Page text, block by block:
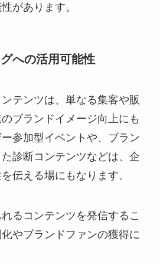
があります。
への活用可能性
テンツは、単なる集客や販
ブランドイメージ向上にも
参加型イベントや、ブラン
診断コンテンツなどは、企
伝える場にもなります。
るコンテンツを発信するこ
やブランドファンの獲得に